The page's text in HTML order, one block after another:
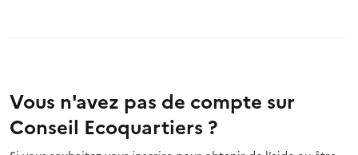
Vous n'avez pas de compte sur
Conseil Ecoquartiers ?